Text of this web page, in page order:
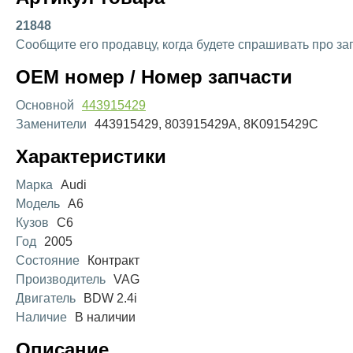
21848
Сообщите его продавцу, когда будете спрашивать про
OEM номер / Номер запчасти
Основной
443915429
Заменители
443915429, 803915429A, 8K0915429C
Характеристики
Марка
Audi
Модель A6
Кузов
C6
Год
2005
Состояние
Контракт
Производитель VAG
Двигатель
BDW 2.4i
Наличие
В наличии